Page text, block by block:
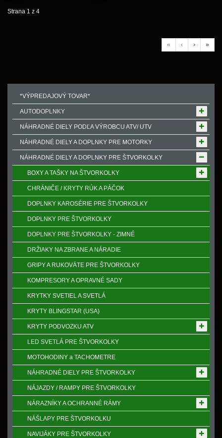
Strana 1 z 4
« ‹ › »
*VÝPREDAJOVÝ TOVAR*
AUTODOPLNKY
NÁHRADNÉ DIELY PODĽA VÝROBCU ATV/ UTV
NÁHRADNÉ DIELY A DOPLNKY PRE MOTORKY
NÁHRADNÉ DIELY A DOPLNKY PRE ŠTVORKOLKY
BOXY A TAŠKY NA ŠTVORKOLKY
CHRÁNIČE / KRYTY RÚK A PÁČOK
DOPLNKY KAROSÉRIE PRE ŠTVORKOLKY
DOPLNKY PRE ŠTVORKOLKY
DOPLNKY PRE ŠTVORKOLKY - ZIMNÉ
DRŽIAKY NA ZBRANE A NÁRADIE
GRIPY A RUKOVӒTE PRE ŠTVORKOLKY
KOMPRESORY A OPRAVNÉ SADY
KRYTKY SVETIEL A SVETLÁ
KRYTY BLINGSTAR (USA)
KRYTY PODVOZKU ATV
LED SVETLÁ PRE ŠTVORKOLKY
MOTOHODINY a TACHOMETRE
NÁHRADNÉ DIELY PRE ŠTVORKOLKY
NÁJAZDY / RAMPY PRE ŠTVORKOLKY
NÁRAZNÍKY A OCHRANNÉ RÁMY
NÁŠLAPY PRE ŠTVORKOLKU
NAVIJÁKY PRE ŠTVORKOLKY